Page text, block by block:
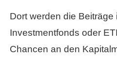
Dort werden die Beiträge
Investmentfonds oder
Chancen an den